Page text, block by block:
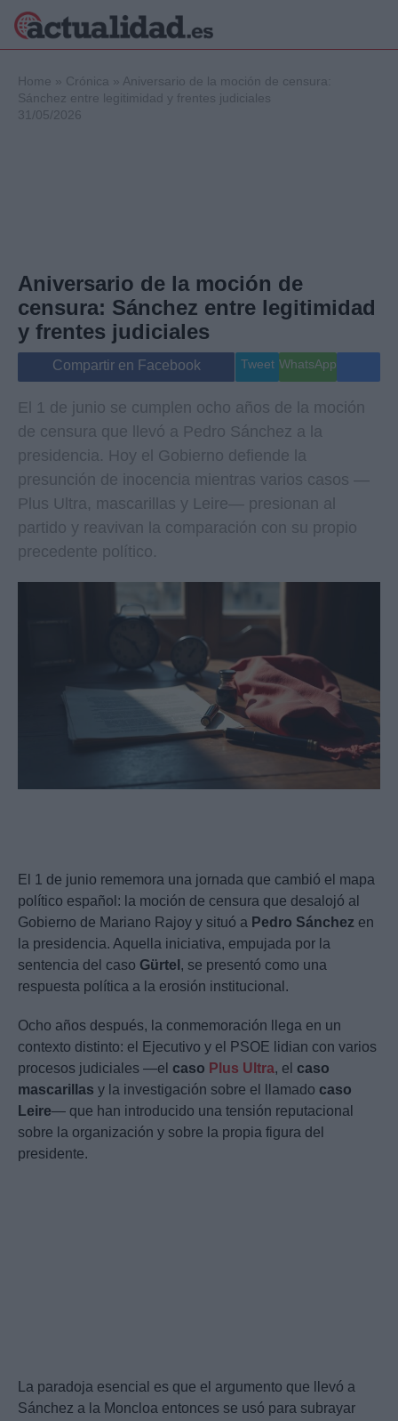
Internacional
Viajes
Gente
Musica
Home » Crónica » Aniversario de la moción de censura:
Sánchez entre legitimidad y frentes judiciales
31/05/2026
Aniversario de la moción de
censura: Sánchez entre legitimidad
y frentes judiciales
Compartir en Facebook Tweet WhatsApp
El 1 de junio se cumplen ocho años de la moción
de censura que llevó a Pedro Sánchez a la
presidencia. Hoy el Gobierno defiende la
presunción de inocencia mientras varios casos —
Plus Ultra, mascarillas y Leire— presionan al
partido y reavivan la comparación con su propio
precedente político.
El 1 de junio rememora una jornada que cambió el mapa
político español: la moción de censura que desalojó al
Gobierno de Mariano Rajoy y situó a Pedro Sánchez en
la presidencia. Aquella iniciativa, empujada por la
sentencia del caso Gürtel , se presentó como una
respuesta política a la erosión institucional.
Ocho años después, la conmemoración llega en un
contexto distinto: el Ejecutivo y el PSOE lidian con varios
procesos judiciales —el caso Plus Ultra, el caso
mascarillas y la investigación sobre el llamado caso
Leire— que han introducido una tensión reputacional
sobre la organización y sobre la propia figura del
presidente.
La paradoja esencial es que el argumento que llevó a
Sánchez a la Moncloa entonces se usó para subrayar